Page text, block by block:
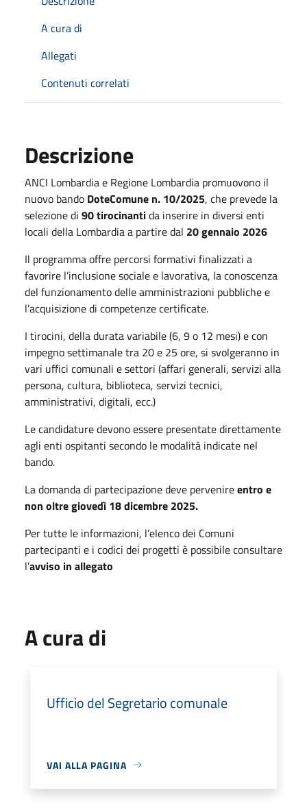
A cura di
Allegati
Contenuti correlati
Descrizione
ANCI Lombardia e Regione Lombardia promuovono il
nuovo bando DoteComune n. 10/2025, che prevede la
selezione di 90 tirocinantida inserire in diversi enti
locali della Lombardia a partire dal 20 gennaio 2026
Il programma offre percorsi formativi finalizzati a
favorire l’inclusione sociale e lavorativa, la conoscenza
del funzionamento delle amministrazioni pubbliche e
l’acquisizione di competenze certificate.
I tirocini, della durata variabile (6, 9 o 12 mesi) e con
impegno settimanale tra 20 e 25 ore, si svolgeranno in
vari uffici comunali e settori (affari generali, servizi alla
persona, cultura, biblioteca, servizi tecnici,
amministrativi, digitali, ecc.)
Le candidature devono essere presentate direttamente
agli enti ospitanti secondo le modalità indicate nel
bando.
La domanda di partecipazione deve pervenireentro e
non oltre giovedì 18 dicembre 2025.
Per tutte le informazioni, l’elenco dei Comuni
partecipanti e i codici dei progetti è possibile consultare
l’avviso in allegato
A cura di
Ufficio del Segretario comunale
VAI ALLA PAGINA